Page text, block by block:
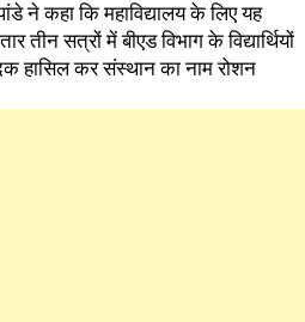
पांडे ने कहा कि महाविद्यालय के लिए यह
तीन सत्रों में बीएड विभाग के विद्यार्थियों
हासिल कर संस्थान का नाम रोशन